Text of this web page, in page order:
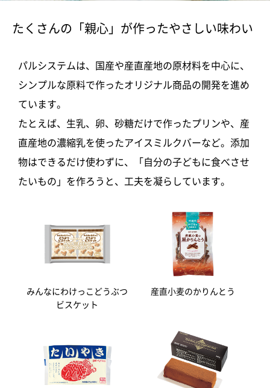
たくさんの「親心」が作ったやさしい味わい
パルシステムは、国産や産直産地の原材料を中心に、
シンプルな原料で作ったオリジナル商品の開発を進め
ています。
たとえば、生乳、卵、砂糖だけで作ったプリンや、産
直産地の濃縮乳を使ったアイスミルクバーなど。添加
物はできるだけ使わずに、「自分の子どもに食べさせ
たいもの」を作ろうと、工夫を凝らしています。
みんなにわけっこどうぶつ
ビスケット
産直小麦のかりんとう